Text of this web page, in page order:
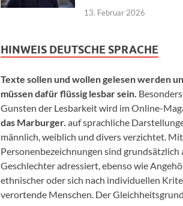
13. Februar 2026
HINWEIS DEUTSCHE SPRACHE
Texte sollen und wollen gelesen werden
müssen dafür flüssig lesbar sein.
Gunsten der Lesbarkeit wird im Online-
das Marburger. auf sprachliche
männlich, weiblich und divers verzichtet. Mit
Personenbezeichnungen sind grundsätzlich
Geschlechter adressiert, ebenso wie
ethnischer oder sich nach individuellen
verortende Menschen. Der